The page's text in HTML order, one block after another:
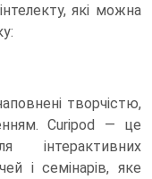
які можна
творчістю,
Curipod — це
інтерактивних
і семінарів, яке